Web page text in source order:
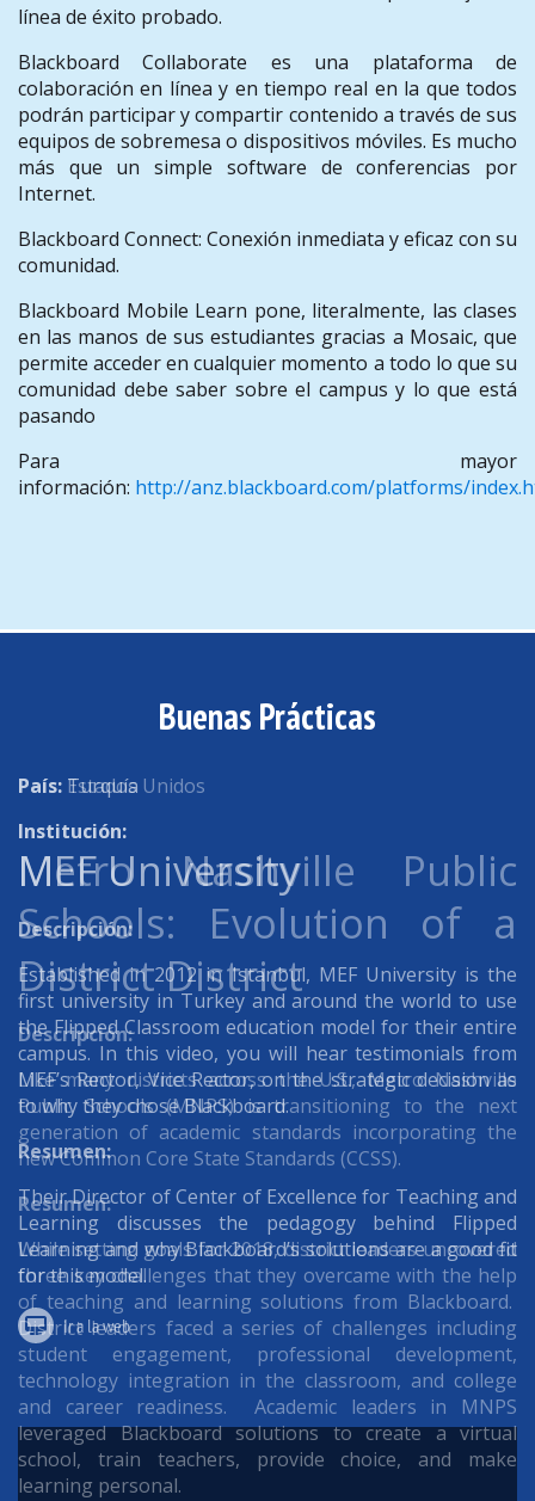
línea de éxito probado.
Blackboard Collaborate es una plataforma de
colaboración en línea y en tiempo real en la que todos
podrán participar y compartir contenido a través de sus
equipos de sobremesa o dispositivos móviles. Es mucho
más que un simple software de conferencias por
Internet.
Blackboard Connect: Conexión inmediata y eficaz con su
comunidad.
Blackboard Mobile Learn pone, literalmente, las clases
en las manos de sus estudiantes gracias a Mosaic, que
permite acceder en cualquier momento a todo lo que su
comunidad debe saber sobre el campus y lo que está
pasando
Para mayor
información: http://anz.blackboard.com/platforms/
Buenas Prácticas
País: Estados Unidos
Institución:
Metro Nashville Public
Schools: Evolution of a
District District
Descripción:
Like many districts across the U.S., Metro Nashville
Public Schools (MNPS) is transitioning to the next
generation of academic standards incorporating the
new Common Core State Standards (CCSS).
Resumen:
While setting goals for 2018, district leaders uncovered
three key challenges that they overcame with the help
of teaching and learning solutions from Blackboard.
District leaders faced a series of challenges including
student engagement, professional development,
technology integration in the classroom, and college
and career readiness. Academic leaders in MNPS
leveraged Blackboard solutions to create a virtual
school, train teachers, provide choice, and make
learning personal.
País: Turquía
Institución:
MEF University
Descripción:
Established in 2012 in Istanbul, MEF University is the
first university in Turkey and around the world to use
the Flipped Classroom education model for their entire
campus. In this video, you will hear testimonials from
MEF’s Rector, Vice Rector, on the strategic decision as
to why they chose Blackboard.
Resumen:
Their Director of Center of Excellence for Teaching and
Learning discusses the pedagogy behind Flipped
Learning and why Blackboard’s solutions are a good fit
for this model.
Ir a la web